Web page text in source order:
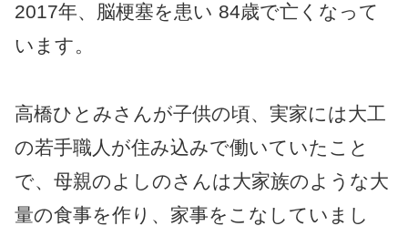
2017年、脳梗塞を患い 84歳で亡くなって
います。
高橋ひとみさんが子供の頃、実家には大工
の若手職人が住み込みで働いていたこと
で、母親のよしのさんは大家族のような大
量の食事を作り、家事をこなしていまし